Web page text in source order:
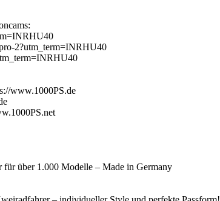
2?utm_term=INRHU40
www.1000PS.de
über 1.000 Modelle – Made in Germany